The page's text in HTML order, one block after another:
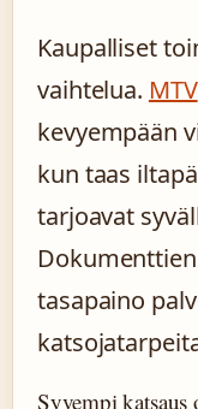
Kaupalliset
vaihtelua. MTV
kevyempään
kun taas
tarjoavat
tasapaino
Syvempi